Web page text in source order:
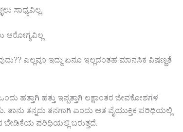
ಸಾಧ್ಯವಿಲ್ಲ,
ಆರೋಗ್ಯವಿಲ್ಲ
ಎಲ್ಲವೂ ಇದ್ದು ಏನೂ ಇಲ್ಲದಂತಹ ಮಾನಸಿಕ ವಿಷಣ್ಣತೆ
ಹತ್ತು ಇಪ್ಪತ್ತಾಗಿ ಲಕ್ಷಾಂತರ ಜೀವಕೋಶಗಳ
ತನ್ನದು ತನಗಾಗಿ ಎಂದು ಆತ ವೈಯುಕ್ತಿಕ ಪರಿಧಿಯಲ್ಲಿ
ಪರಿಧಿಯಲ್ಲಿ ಬರುತ್ತದೆ.